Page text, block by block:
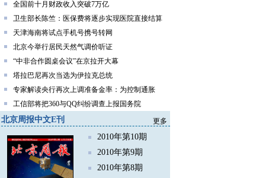
全国前十月财政收入突破7万亿
卫生部长陈竺：医保费将逐步实现医院直接结算
天津海南将试点手机号携号转网
北京今举行居民天然气调价听证
“中非合作圆桌会议”在京拉开大幕
塔拉巴尼再次当选为伊拉克总统
专家解读央行再次上调准备金率：为控制通胀
工信部将把360与QQ纠纷调查上报国务院
北京周报中文E刊 更多
2010年第10期
2010年第9期
2010年第8期